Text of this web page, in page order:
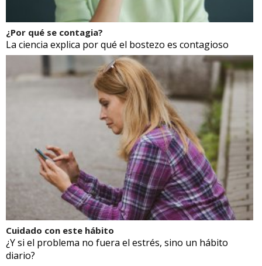
¿Por qué se contagia?
La ciencia explica por qué el bostezo es contagioso
Cuidado con este hábito
¿Y si el problema no fuera el estrés, sino un hábito
diario?